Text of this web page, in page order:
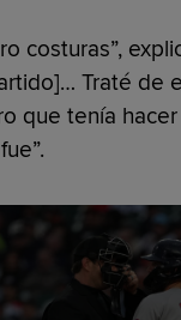
costuras”,
Traté de
que tenía